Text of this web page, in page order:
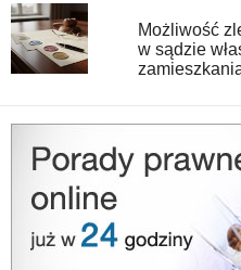
Możliwość
w sądzie